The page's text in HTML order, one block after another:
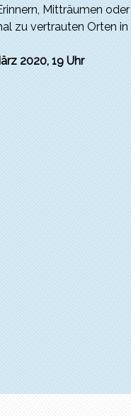
Mitträumen
zu vertrauten Orten
2020, 19 Uhr